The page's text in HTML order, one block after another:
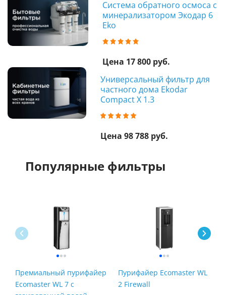
Система обратного осмоса с
минерализатором Экодар 6
Eko
Цена 17 800 руб.
Универсальный фильтр для
частного дома Ekodar
Compact X 1.3
Цена 98 788 руб.
Популярные фильтры
Премиальный пурифайер
Ecomaster WL 7 с
Пурифайер Ecomaster WL
2 Firewall